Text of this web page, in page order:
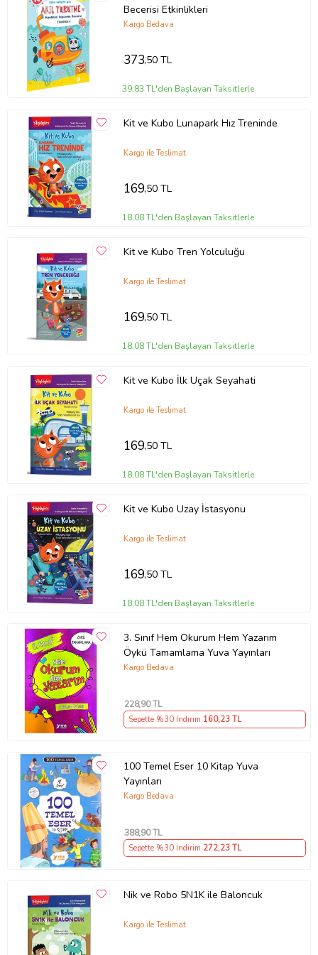
zenginleştirecek; okumalarının akıcılığını artıracak; onlara tatmin
edici bir okuma deneyimi kazandıracaktır. Ayrıca, gizli resim
bulmacalarını çözmek, aşağıdaki gibi önemli okuma ve öğrenme
becerilerini geliştirecektir: • şekilleri ve harfleri tanıma • harf-ses
ilişkileri • görsel ayırt etme • mantık • esnek düşünme • sıralama
İlgi çekici hikâyeler, komik ve eğlenceli bulmacalar ile Highlights
Saklı Nesnelerle Etkileşimli İlk Okuma Hikâyeleri, çocuklara
Tanıtım Metni
Baskı Boyutu14,50 x 21,50 cm
Çevirmen
Michelle Portice
Cilt Tipi
Ciltsiz
Kağıt Cinsi
2. Hamur
Sayfa Sayısı 32
Yayın Dili
Türkçe
Michelle Portice
Ürün Kodu:kcm56049905
Becerisi Etkinlikleri
Kargo Bedava
373,50 TL
39,83 TL'den Başlayan Taksitlerle
Kit ve Kubo Lunapark Hız Treninde
Kargo ile Teslimat
169,50 TL
18,08 TL'den Başlayan Taksitlerle
Kit ve Kubo Tren Yolculuğu
Kargo ile Teslimat
169,50 TL
18,08 TL'den Başlayan Taksitlerle
Kit ve Kubo İlk Uçak Seyahati
Kargo ile Teslimat
169,50 TL
18,08 TL'den Başlayan Taksitlerle
Kit ve Kubo Uzay İstasyonu
Kargo ile Teslimat
169,50 TL
18,08 TL'den Başlayan Taksitlerle
3. Sınıf Hem Okurum Hem Yazarım
Öykü Tamamlama Yuva Yayınları
Kargo Bedava
228,90 TL
Sepette %30 İndirim 160,23 TL
100 Temel Eser 10 Kitap Yuva
Yayınları
Kargo Bedava
388,90 TL
Sepette %30 İndirim 272,23 TL
Nik ve Robo 5N1K ile Baloncuk
Kargo ile Teslimat